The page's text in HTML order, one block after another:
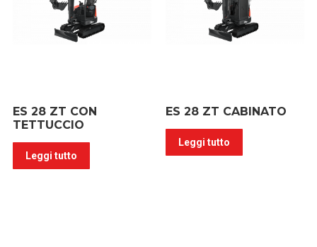
ES 28 ZT CON
TETTUCCIO
Leggi tutto
ES 28 ZT CABINATO
Leggi tutto